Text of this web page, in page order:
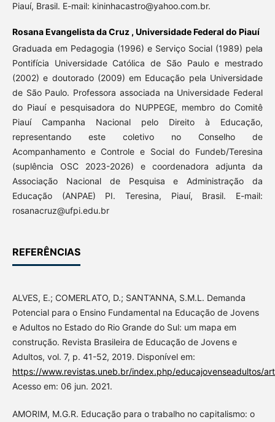
Piauí, Brasil. E-mail: kininhacastro@yahoo.com.br.
Rosana Evangelista da Cruz , Universidade Federal do Piauí
Graduada em Pedagogia (1996) e Serviço Social (1989) pela
Pontifícia Universidade Católica de São Paulo e mestrado
(2002) e doutorado (2009) em Educação pela Universidade
de São Paulo. Professora associada na Universidade Federal
do Piauí e pesquisadora do NUPPEGE, membro do Comitê
Piauí Campanha Nacional pelo Direito à Educação,
representando este coletivo no Conselho de
Acompanhamento e Controle e Social do Fundeb/Teresina
(suplência OSC 2023-2026) e coordenadora adjunta da
Associação Nacional de Pesquisa e Administração da
Educação (ANPAE) PI. Teresina, Piauí, Brasil. E-mail:
rosanacruz@ufpi.edu.br
REFERÊNCIAS
ALVES, E.; COMERLATO, D.; SANT’ANNA, S.M.L. Demanda
Potencial para o Ensino Fundamental na Educação de Jovens
e Adultos no Estado do Rio Grande do Sul: um mapa em
construção. Revista Brasileira de Educação de Jovens e
Adultos, vol. 7, p. 41-52, 2019. Disponível em:
https://www.revistas.uneb.br/index.php/educajovenseadultos/
Acesso em: 06 jun. 2021.
AMORIM, M.G.R. Educação para o trabalho no capitalismo: o